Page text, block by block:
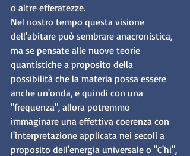
o altre efferatezze.
Nel nostro tempo questa visione
dell'abitare può sembrare anacronistica,
ma se pensate alle nuove teorie
quantistiche a proposito della
possibilità che la materia possa essere
anche un'onda, e quindi con una
"frequenza", allora potremmo
immaginare una effettiva coerenza con
l'interpretazione applicata nei secoli a
proposito dell'energia universale o "C'hi",